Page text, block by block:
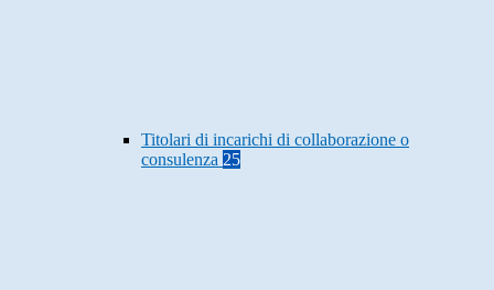
Titolari di incarichi di collaborazione o
consulenza 25